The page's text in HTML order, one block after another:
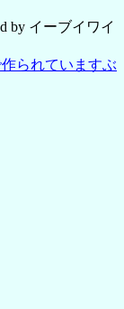
by イーブイワイ
られていますぶ